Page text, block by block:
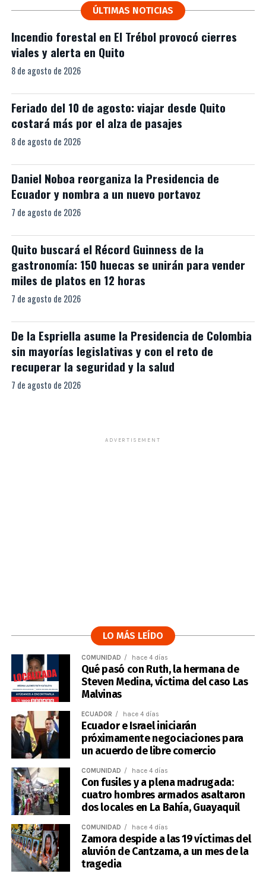
ÚLTIMAS NOTICIAS
Incendio forestal en El Trébol provocó cierres
viales y alerta en Quito
8 de agosto de 2026
Feriado del 10 de agosto: viajar desde Quito
costará más por el alza de pasajes
8 de agosto de 2026
Daniel Noboa reorganiza la Presidencia de
Ecuador y nombra a un nuevo portavoz
7 de agosto de 2026
Quito buscará el Récord Guinness de la
gastronomía: 150 huecas se unirán para vender
miles de platos en 12 horas
7 de agosto de 2026
De la Espriella asume la Presidencia de Colombia
sin mayorías legislativas y con el reto de
recuperar la seguridad y la salud
7 de agosto de 2026
ADVERTISEMENT
LO MÁS LEÍDO
COMUNIDAD hace 4 días
Qué pasó con Ruth, la hermana de
Steven Medina, víctima del caso Las
Malvinas
ECUADOR hace 4 días
Ecuador e Israel iniciarán
próximamente negociaciones para
un acuerdo de libre comercio
COMUNIDAD hace 4 días
Con fusiles y a plena madrugada:
cuatro hombres armados asaltaron
dos locales en La Bahía, Guayaquil
COMUNIDAD hace 4 días
Zamora despide a las 19 víctimas del
aluvión de Cantzama, a un mes de la
tragedia